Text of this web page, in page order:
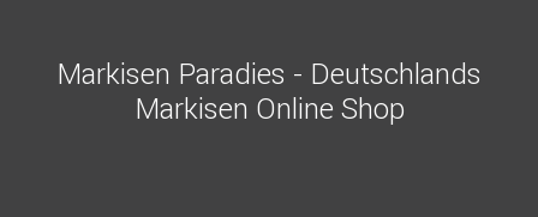
Markisen Paradies - Deutschlands
Markisen Online Shop